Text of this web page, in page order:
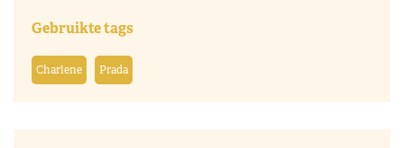
Gebruikte tags
Charlene Prada